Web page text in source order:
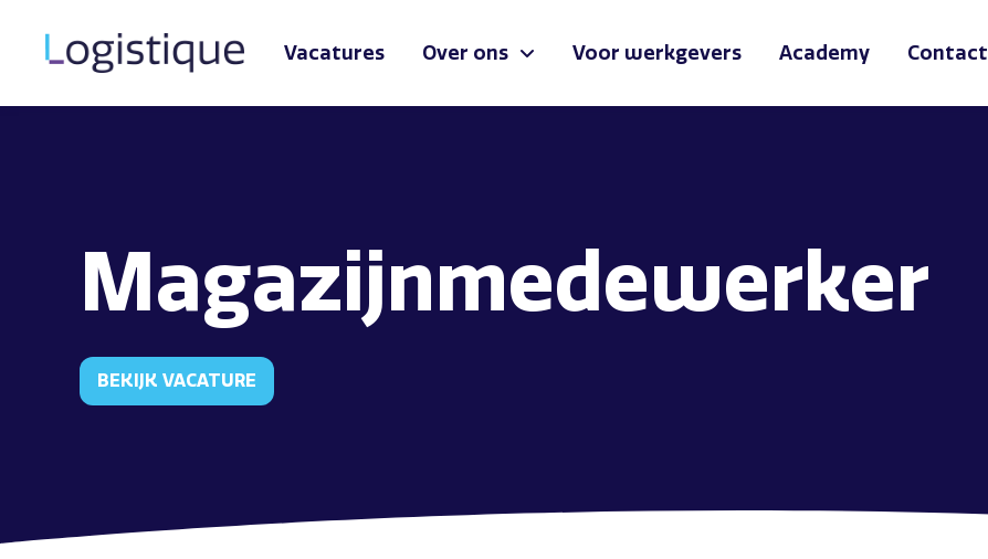
Vacatures Over ons Voor werkgevers Academy Contact
Magazijnmedewerker
BEKIJK VACATURE